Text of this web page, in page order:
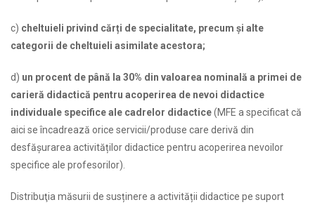
c) cheltuieli privind cărți de specialitate, precum și alte
categorii de cheltuieli asimilate acestora;
d) un procent de până la 30% din valoarea nominală a primei de
carieră didactică pentru acoperirea de nevoi didactice
individuale specifice ale cadrelor didactice(MFE a specificat că
aici se încadrează orice servicii/produse care derivă din
desfășurarea activităților didactice pentru acoperirea nevoilor
specifice ale profesorilor).
Distribuţia măsurii de susținere a activității didactice pe suport